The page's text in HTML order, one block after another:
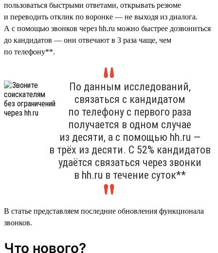
пользоваться быстрыми ответами, открывать резюме
и переводить отклик по воронке — не выходя из диалога.
А с помощью звонков через hh.ru можно быстрее дозвониться
до кандидатов — они отвечают в 3 раза чаще, чем
по телефону**.
По данным исследований,
связаться с кандидатом
по телефону с первого раза
получается в одном случае
из десяти, а с помощью hh.ru —
в трёх из десяти. С 52% кандидатов
удаётся связаться через звонки
в hh.ru в течение суток**
В статье представляем последние обновления функционала
звонков.
Что нового?